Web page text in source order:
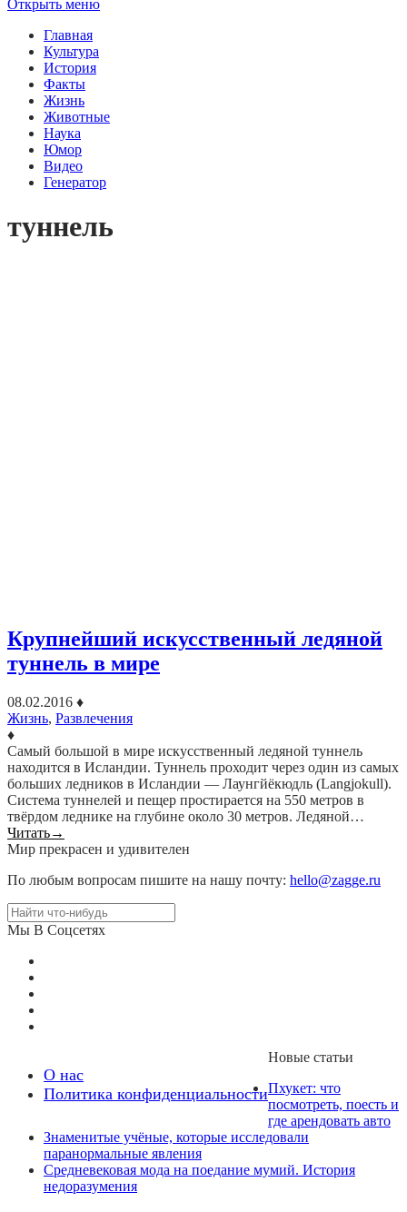
Открыть меню
Главная
Культура
История
Факты
Жизнь
Животные
Наука
Юмор
Видео
Генератор
туннель
Крупнейший искусственный ледяной
туннель в мире
08.02.2016 ♦
Жизнь, Развлечения
♦
Самый большой в мире искусственный ледяной туннель
находится в Исландии. Туннель проходит через один из самых
больших ледников в Исландии — Лаунгйёкюдль (Langjokull).
Система туннелей и пещер простирается на 550 метров в
твёрдом леднике на глубине около 30 метров. Ледяной…
Читать→
Мир прекрасен и удивителен
По любым вопросам пишите на нашу почту: hello@zagge.ru
Мы В Соцсетях
О нас
Политика конфиденциальности
Новые статьи
Пхукет: что
посмотреть, поесть и
где арендовать авто
Знаменитые учёные, которые исследовали
паранормальные явления
Средневековая мода на поедание мумий. История
недоразумения